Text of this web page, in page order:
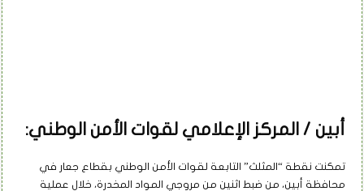
أبين / المركز الإعلامي لقوات الأمن الوطني:
تمكنت نقطة “المثلث” التابعة لقوات الأمن الوطني بقطاع جعار في
محافظة أبين، من ضبط اثنين من مروجي المواد المخدرة، خلال عملية